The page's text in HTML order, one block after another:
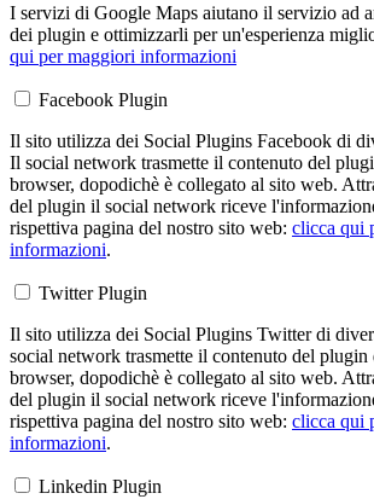
I servizi di Google Maps aiutano il servizio ad
dei plugin e ottimizzarli per un'esperienza
qui per maggiori informazioni
Facebook Plugin
Il sito utilizza dei Social Plugins Facebook di
Il social network trasmette il contenuto del
browser, dopodichè è collegato al sito web.
del plugin il social network riceve
rispettiva pagina del nostro sito web: clicca qui
informazioni.
Twitter Plugin
Il sito utilizza dei Social Plugins Twitter di
social network trasmette il contenuto del plugin
browser, dopodichè è collegato al sito web.
del plugin il social network riceve
rispettiva pagina del nostro sito web: clicca qui
informazioni.
Linkedin Plugin